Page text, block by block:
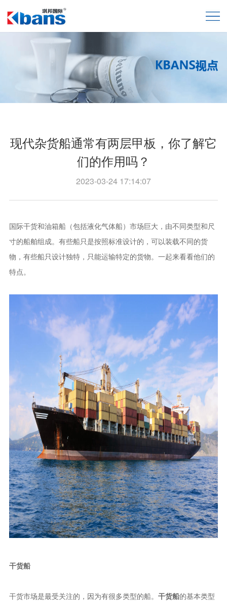
现代杂货船通常有两层甲板，你了解它
们的作用吗？
2023-03-24 17:14:07
国际干货和油箱船（包括液化气体船）市场巨大，由不同类型和尺
寸的船舶组成。有些船只是按照标准设计的，可以装载不同的货
物，有些船只设计独特，只能运输特定的货物。一起来看看他们的
特点。
干货船
干货市场是最受关注的，因为有很多类型的船。 干货船的基本类型